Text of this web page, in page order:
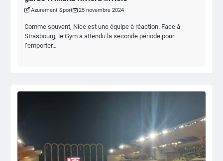
Azurement Sport 25 novembre 2024
Comme souvent, Nice est une équipe à réaction. Face à
Strasbourg, le Gym a attendu la seconde période pour
l’emporter…